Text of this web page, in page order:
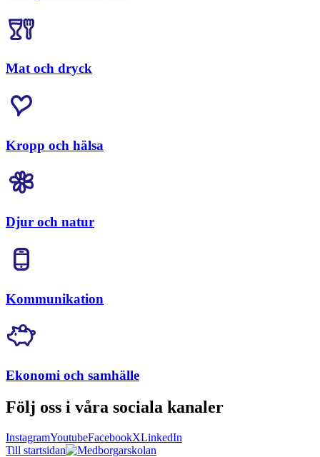
Mat och dryck
Kropp och hälsa
Djur och natur
Kommunikation
Ekonomi och samhälle
Följ oss i våra sociala kanaler
InstagramYoutubeFacebookXLinkedIn
Till startsidan